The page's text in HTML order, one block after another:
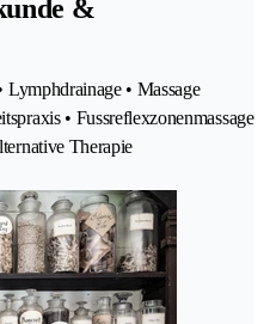
&
• Massage
• Fussreflexzonenmassage
Therapie